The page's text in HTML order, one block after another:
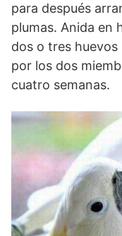
para después
plumas. Anida en
dos o tres
por los dos
cuatro semanas.